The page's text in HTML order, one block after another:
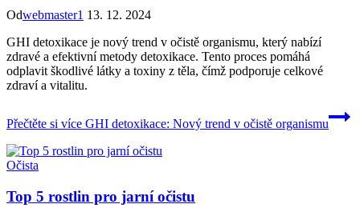
Odwebmaster1 13. 12. 2024
GHI detoxikace je nový trend v očistě organismu, který nabízí
zdravé a efektivní metody detoxikace. Tento proces pomáhá
odplavit škodlivé látky a toxiny z těla, čímž podporuje celkové
zdraví a vitalitu.
Přečtěte si více GHI detoxikace: Nový trend v očistě organismu
Očista
Top 5 rostlin pro jarní očistu